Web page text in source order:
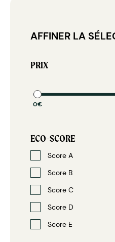
AFFINER LA
PRIX
0€
ECO-SCORE
Score A
Score B
Score C
Score D
Score E